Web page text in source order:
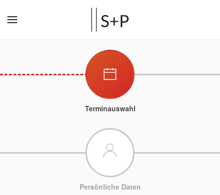
Terminauswahl
Persönliche Daten